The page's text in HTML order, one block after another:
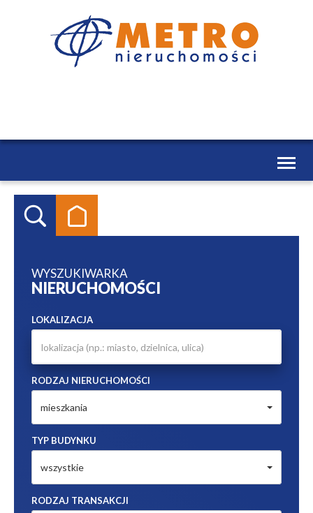
Toggle
WYSZUKIWARKA
NIERUCHOMOŚCI
LOKALIZACJA
RODZAJ NIERUCHOMOŚCI
mieszkania
TYP BUDYNKU
wszystkie
RODZAJ TRANSAKCJI